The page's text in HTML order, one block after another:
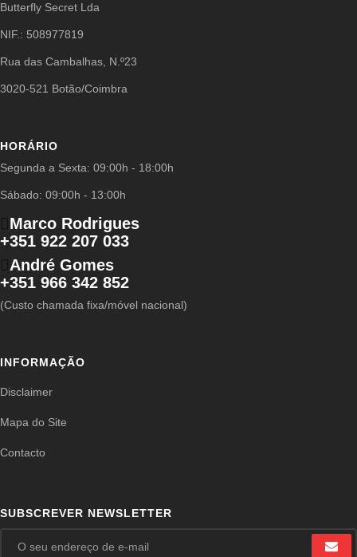
Butterfly Secret Lda
NIF.: 508977819
Rua das Cambalhas, N.º23
3020-521 Botão/Coimbra
HORÁRIO
Segunda a Sexta: 09:00h - 18:00h
Sábado: 09:00h - 13:00h
Marco Rodrigues
+351 922 207 033
André Gomes
+351 966 342 852
(Custo chamada fixa/móvel nacional)
INFORMAÇÃO
Disclaimer
Mapa do Site
Contacto
SUBSCREVER NEWSLETTER